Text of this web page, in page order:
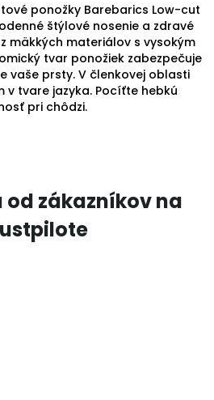
ponožky Barebarics Low-cut
štýlové nosenie a zdravé
mäkkých materiálov s vysokým
tvar ponožiek zabezpečuje
vaše prsty. V členkovej oblasti
v tvare jazyka. Pocíťte hebkú
pri chôdzi.
zákazníkov na